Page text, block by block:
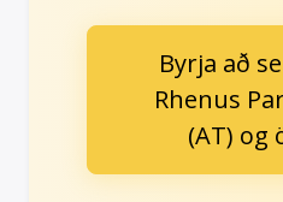
Byrja að
Rhenus
(AT) og